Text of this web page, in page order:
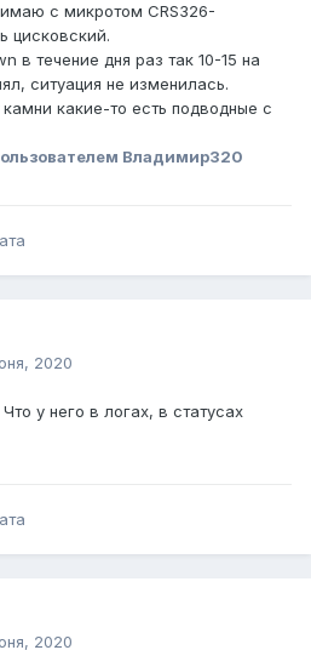
с микротом CRS326-
цисковский.
течение дня раз так 10-15 на
ситуация не изменилась.
какие-то есть подводные с
Владимир320
2020
у него в логах, в статусах
2020